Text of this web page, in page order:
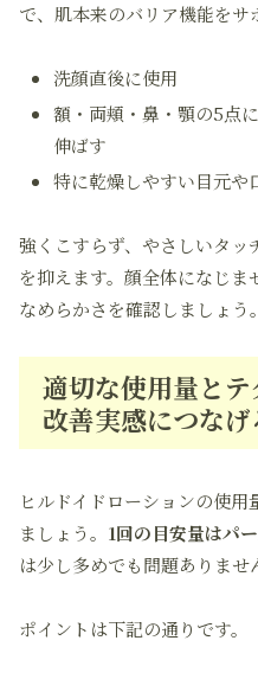
で、肌本来のバリア機能をサ
洗顔直後に使用
額・両頬・鼻・顎の5点
伸ばす
特に乾燥しやすい目元や
強くこすらず、やさしいタ
を抑えます。顔全体になじま
なめらかさを確認しましょう。
適切な使用量と
改善実感につなげ
ヒルドイドローションの使
ましょう。 1回の目安量はパ
は少し多めでも問題ありませ
ポイントは下記の通りです。